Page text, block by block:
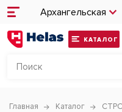
Архангельская
КАТАЛОГ
Главная Каталог